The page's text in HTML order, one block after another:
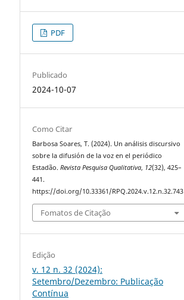
PDF
Publicado
2024-10-07
Como Citar
Barbosa Soares, T. (2024). Un análisis discursivo
sobre la difusión de la voz en el periódico
Estadão.Revista Pesquisa Qualitativa, 12(32), 425–
441.
https://doi.org/10.33361/RPQ.2024.v.12.n.32.743
Fomatos de Citação
Edição
v. 12 n. 32 (2024):
Setembro/Dezembro: Publicação
Contínua